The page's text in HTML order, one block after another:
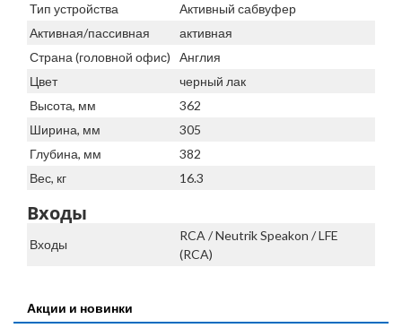
Тип устройства
Активный сабвуфер
Активная/пассивная
активная
Страна (головной офис)
Англия
Цвет
черный лак
Высота, мм
362
Ширина, мм
305
Глубина, мм
382
Вес, кг
16.3
Входы
Входы
RCA / Neutrik Speakon / LFE
(RCA)
Акции и новинки